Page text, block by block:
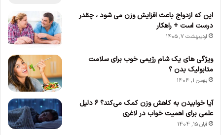
این که ازدواج باعث افزایش وزن می‌ شود ، چقدر
درست است + راهکار
اردیبهشت 7, 1405
ویژگی های یک شام رژیمی خوب برای سلامت
متابولیک بدن ؟
بهمن 1, 1404
آیا خوابیدن به کاهش وزن کمک می‌کند؟ ۶ دلیل
علمی برای اهمیت خواب در لاغری
آبان 15, 1404